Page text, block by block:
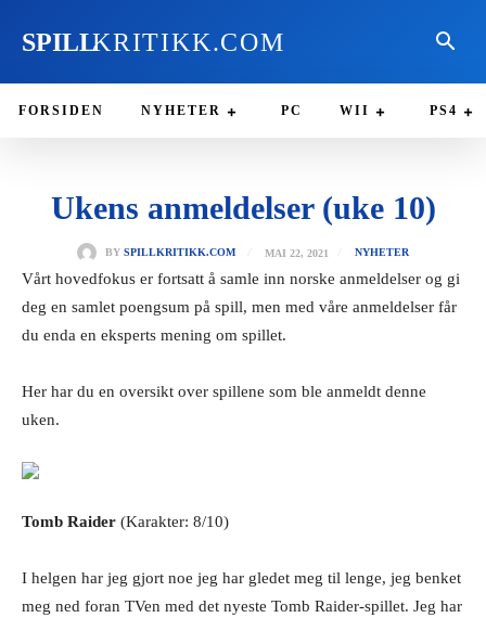
SPILLKRITIKK.COM
FORSIDEN NYHETER PC WII PS4
Ukens anmeldelser (uke 10)
BY SPILLKRITIKK.COM MAI 22, 2021 NYHETER
Vårt hovedfokus er fortsatt å samle inn norske anmeldelser og gi
deg en samlet poengsum på spill, men med våre anmeldelser får
du enda en eksperts mening om spillet.
Her har du en oversikt over spillene som ble anmeldt denne
uken.
Tomb Raider (Karakter: 8/10)
I helgen har jeg gjort noe jeg har gledet meg til lenge, jeg benket
meg ned foran TVen med det nyeste Tomb Raider-spillet. Jeg har